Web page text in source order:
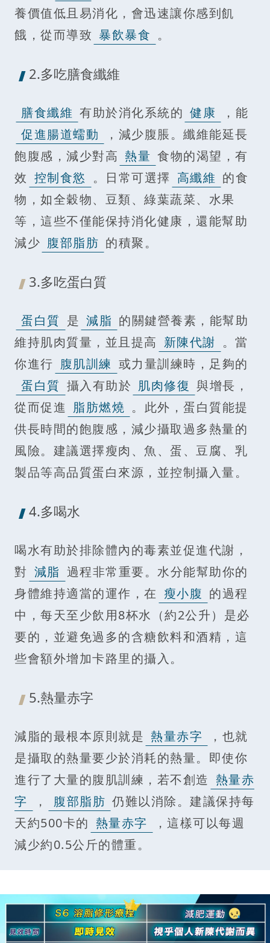
養價值低且易消化，會迅速讓你感到飢
餓，從而導致 暴飲暴食 。
2.多吃膳食纖維
膳食纖維 有助於消化系統的 健康
，能
促進腸道蠕動
，減少腹脹。纖維能延長
飽腹感，減少對高 熱量 食物的渴望，有
效 控制食慾 。日常可選擇 高纖維 的食
物，如全穀物、豆類、綠葉蔬菜、水果
等，這些不僅能保持消化健康，還能幫助
減少 腹部脂肪 的積聚。
3.多吃蛋白質
蛋白質 是 減脂 的關鍵營養素，能幫助
維持肌肉質量，並且提高 新陳代謝 。當
你進行 腹肌訓練 或力量訓練時，足夠的
蛋白質 攝入有助於 肌肉修復 與增長，
從而促進 脂肪燃燒 。此外，蛋白質能提
供長時間的飽腹感，減少攝取過多熱量的
風險。建議選擇瘦肉、魚、蛋、豆腐、乳
製品等高品質蛋白來源，並控制攝入量。
4.多喝水
喝水有助於排除體內的毒素並促進代謝，
對 減脂 過程非常重要。水分能幫助你的
身體維持適當的運作，在 瘦小腹 的過程
中，每天至少飲用8杯水（約2公升）是必
要的，並避免過多的含糖飲料和酒精，這
些會額外增加卡路里的攝入。
5.熱量赤字
減脂的最根本原則就是 熱量赤字
，也就
是攝取的熱量要少於消耗的熱量。即使你
進行了大量的腹肌訓練，若不創造 熱量赤
字
， 腹部脂肪 仍難以消除。建議保持每
天約500卡的 熱量赤字
，這樣可以每週
減少約0.5公斤的體重。